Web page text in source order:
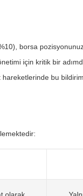
borsa
için kritik bir
hareketlerinde bu